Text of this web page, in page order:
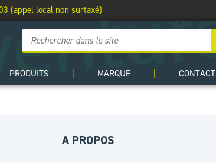
(appel local non surtaxé)
PRODUITS MARQUE CONTACT
A PROPOS